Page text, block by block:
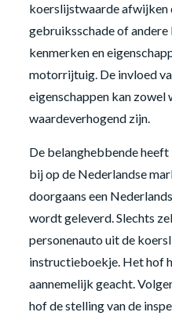
koerslijstwaarde afwijken
gebruiksschade of
kenmerken en
motorrijtuig. De invloed
eigenschappen kan zowel
waardeverhogend zijn.
De belanghebbende
bij op de Nederlandse
doorgaans een
wordt geleverd. Slechts
personenauto uit de
instructieboekje. Het hof
aannemelijk geacht.
hof de stelling van de